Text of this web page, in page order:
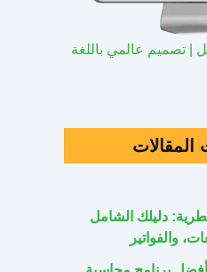
| تصميم عالمي باللغة
المقالات
دليلك الشامل
والفواتير